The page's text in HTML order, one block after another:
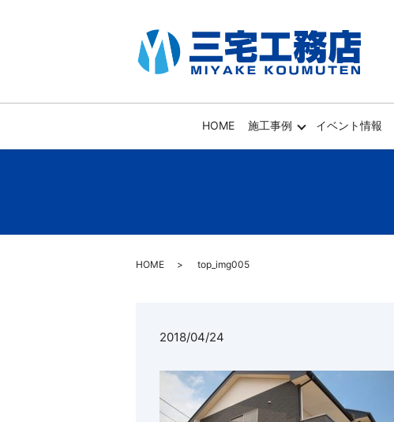
HOME 施工事例 イベント情報
HOME top_img005
2018/04/24